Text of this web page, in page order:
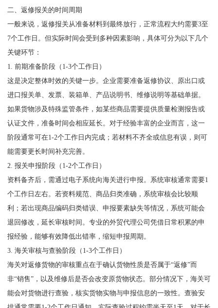
二、返修报关的时间周期
一般来说，返修报关从准备材料到最终放行，正常流程大约需要3至
7个工作日。但实际时间会受到多种因素影响，具体可分为以下几个
关键环节：
1. 前期准备阶段（1-3个工作日）
这是决定整体时效的关键一步。企业需要准备返修协议、原出口或
进口报关单、发票、装箱单、产品说明书、维修说明等基础单据。
如果货物涉及特殊监管条件，如某些商品需要提供质量检测报告或
认证文件，准备时间会相应延长。对于经验丰富的企业而言，这一
阶段通常可在1-2个工作日内完成；若材料不齐全或信息有误，则可
能需要更长时间补充完善。
2. 报关申报阶段（1-2个工作日）
资料备齐后，需通过电子系统向海关进行申报。系统审核通常需要1
个工作日左右。若资料规范、商品归类准确，系统审核会比较顺
利；若出现商品编码归类错误、申报要素缺失等情况，系统可能会
退回修改，延长审核时间。专业的外贸代理公司凭借日常积累的申
报经验，能够有效降低出错率，缩短申报周期。
3. 海关审核与查验阶段（1-3个工作日）
海关对返修货物的审核重点在于确认货物性质是否属于“返修”而
非“销售”，以及维修后是否会改变原货物状态。部分情况下，海关可
能会对货物进行查验，核实货物实物与申报信息的一致性。查验安